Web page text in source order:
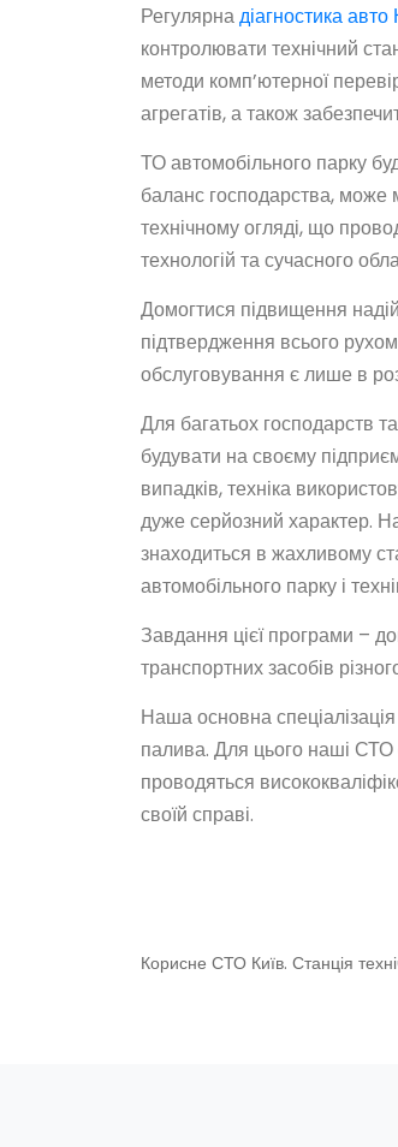
Регулярнадіагностика авто
контролювати технічний
методи комп’ютерної
агрегатів, а також
ТО автомобільного парку
баланс господарства, може
технічному огляді, що
технологій та сучасного
Домогтися підвищення
підтвердження всього
обслуговування є лише в
Для багатьох господарств
будувати на своєму
випадків, техніка
дуже серйозний характер.
знаходиться в жахливому
автомобільного парку і
Завдання цієї програми –
транспортних засобів
Наша основна
палива. Для цього наші СТО
проводяться
своїй справі.
Корисне СТО Київ. Станція